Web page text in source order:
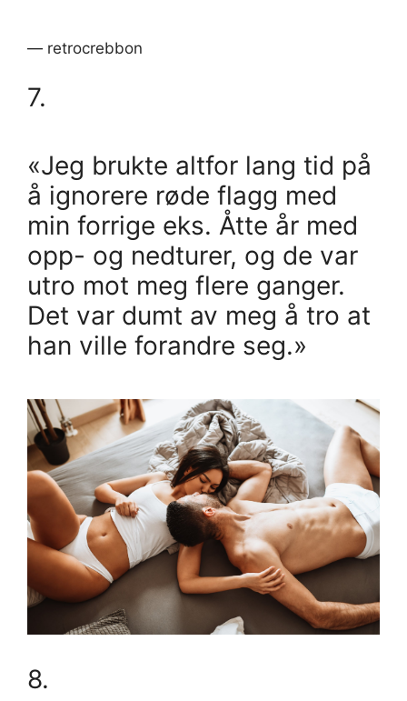
— retrocrebbon
7.
«Jeg brukte altfor lang tid på
å ignorere røde flagg med
min forrige eks. Åtte år med
opp- og nedturer, og de var
utro mot meg flere ganger.
Det var dumt av meg å tro at
han ville forandre seg.»
8.